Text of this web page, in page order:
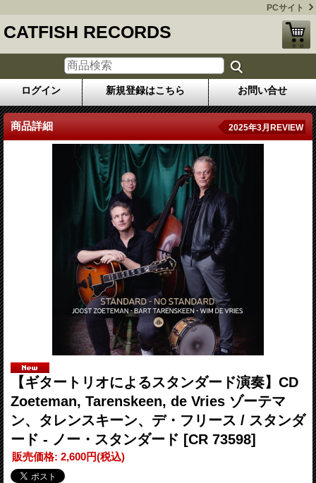
PCサイト
CATFISH RECORDS
ログイン 新規登録はこちら お問い合せ
商品詳細 2025年3月REVIEW
【ギタートリオによるスタンダード演奏】CD
Zoeteman, Tarenskeen, de Vries ゾーテマ
ン、タレンスキーン、デ・フリース / スタンダ
ード - ノー・スタンダード [CR 73598]
販売価格: 2,600円(税込)